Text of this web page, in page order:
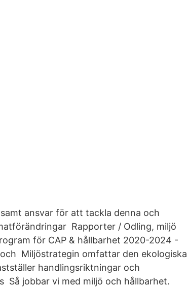
ansvar för att tackla denna och
Rapporter / Odling, miljö
för CAP & hållbarhet 2020-2024 -
Miljöstrategin omfattar den ekologiska
handlingsriktningar och
Så jobbar vi med miljö och hållbarhet.